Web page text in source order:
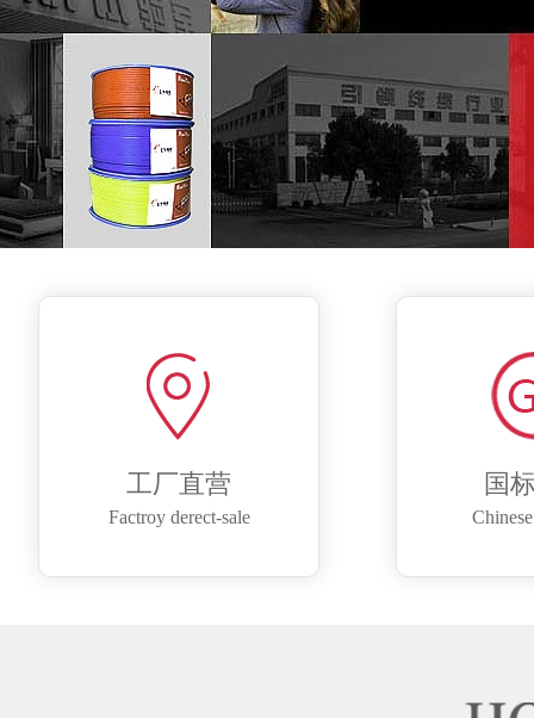
工厂直营
Factroy derect-sale
国